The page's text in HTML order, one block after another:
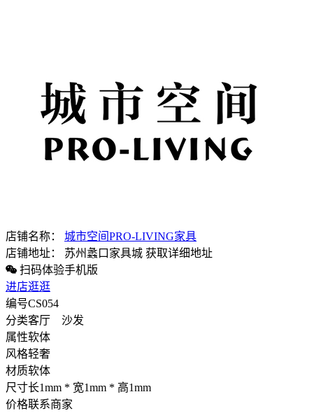
店铺名称：
城市空间PRO-LIVING家具
店铺地址：
苏州蠡口家具城 获取详细地址
扫码体验手机版
进店逛逛
编号CS054
分类客厅 沙发
属性软体
风格轻奢
材质软体
尺寸长1mm * 宽1mm * 高1mm
价格联系商家